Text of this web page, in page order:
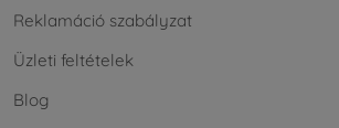
Reklamáció szabályzat
Üzleti feltételek
Blog